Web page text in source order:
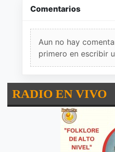
Comentarios
Aun no hay
primero en escribir
RADIO EN VIVO